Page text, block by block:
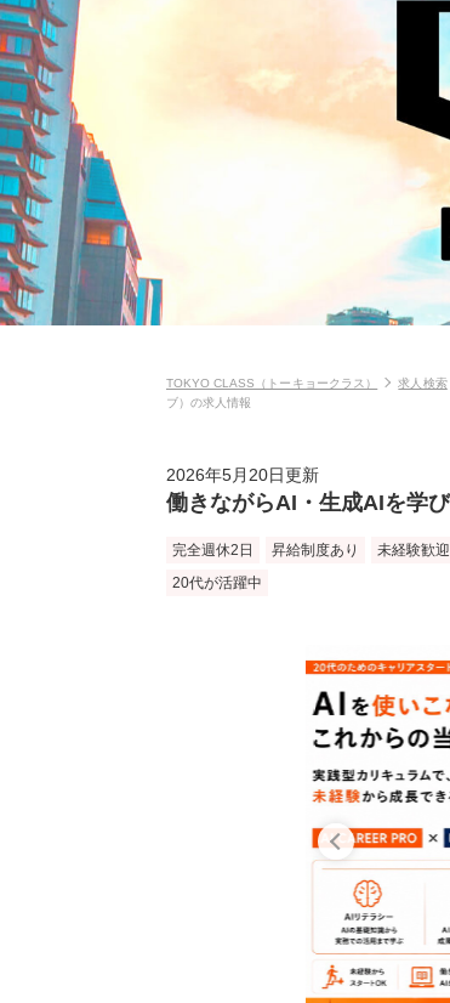
TOKYO CLASS（トーキョークラス） 求人検索
ブ）の求人情報
2026年5月20日更新
働きながらAI・生成AIを学
完全週休2日 昇給制度あり 未経験歓迎
20代が活躍中